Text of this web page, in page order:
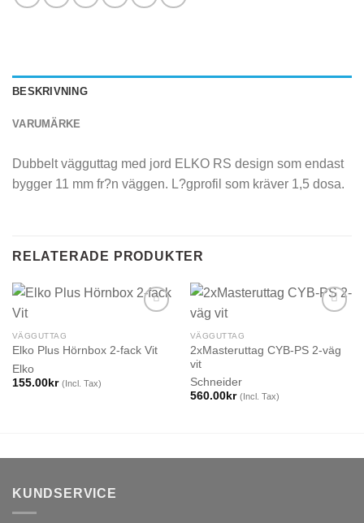
BESKRIVNING
VARUMÄRKE
Dubbelt vägguttag med jord ELKO RS design som endast
bygger 11 mm fr?n väggen. L?gprofil som kräver 1,5 dosa.
RELATERADE PRODUKTER
VÄGGUTTAG
Elko Plus Hörnbox 2-fack Vit
Elko
155.00kr (Incl. Tax)
VÄGGUTTAG
2xMasteruttag CYB-PS 2-väg
vit
Schneider
560.00kr (Incl. Tax)
KUNDSERVICE